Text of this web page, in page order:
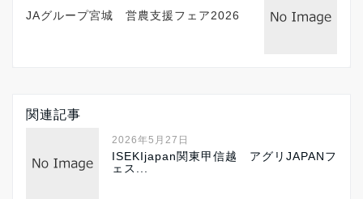
JAグループ宮城 営農支援フェア2026
関連記事
2026年5月27日
ISEKIjapan関東甲信越 アグリJAPANフ
ェス...